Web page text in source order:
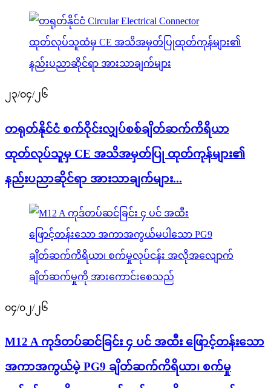
၂၃/၀၄/၂၆
တရုတ်နိုင်ငံ စက်ဝိုင်းလျှပ်စစ်ချိတ်ဆက်ကိရိယာ
ထုတ်လုပ်သူမှ CE အသိအမှတ်ပြု ထုတ်ကုန်များ၏
နည်းပညာဆိုင်ရာ အားသာချက်များ...
၀၄/၀၂/၂၆
M12 A ကုဒ်တပ်ဆင်ခြင်း ၄ ပင် အထီး ဖြောင့်တန်းသော
အကာအကွယ်မဲ့ PG9 ချိတ်ဆက်ကိရိယာ၊ စက်မှု